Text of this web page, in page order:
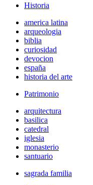
Historia
america latina
arqueologia
biblia
curiosidad
devocion
españa
historia del arte
Patrimonio
arquitectura
basilica
catedral
iglesia
monasterio
santuario
sagrada familia